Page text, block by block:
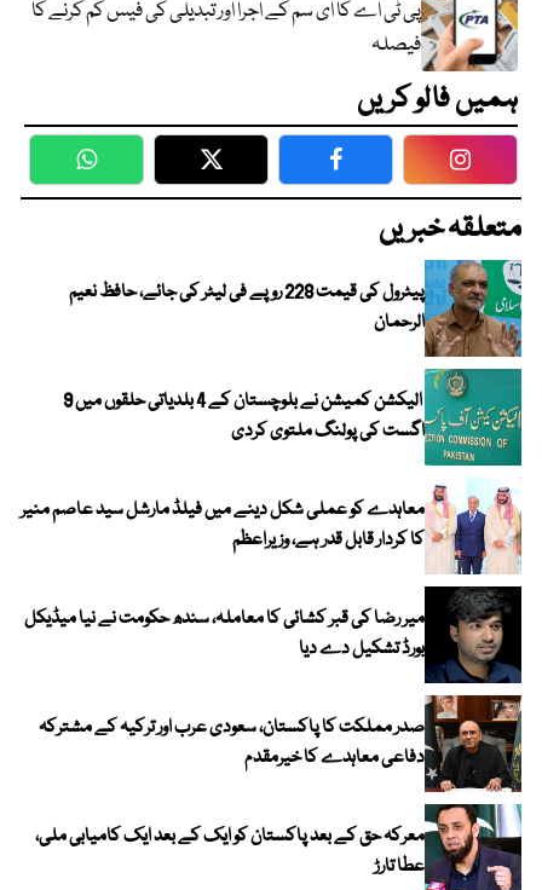
پی ٹی اے کا ای سم کے اجرا اور تبدیلی کی فیس کم کرنے کا
فیصلہ
ہمیں فالو کریں
WhatsApp Twitter Facebook
متعلقہ خبریں
پیٹرول کی قیمت 228 روپے فی لیٹر کی جائے، حافظ نعیم
الرحمان
الیکشن کمیشن نے بلوچستان کے 4 بلدیاتی حلقوں میں 9
اگست کی پولنگ ملتوی کردی
معاہدے کو عملی شکل دینے میں فیلڈ مارشل سید عاصم منیر
کا کردار قابل قدر ہے، وزیراعظم
میر رضا کی قبر کشائی کا معاملہ، سندھ حکومت نے نیا میڈیکل
بورڈ تشکیل دے دیا
صدر مملکت کا پاکستان، سعودی عرب اور ترکیہ کے مشترکہ
دفاعی معاہدے کا خیرمقدم
معرکہ حق کے بعد پاکستان کو ایک کے بعد ایک کامیابی ملی،
عطا تارڑ